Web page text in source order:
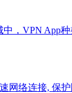
，VPN App
网络连接, 保